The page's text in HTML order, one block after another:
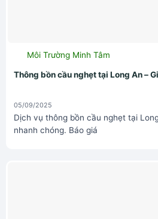
Môi Trường Minh Tâm
Thông bồn cầu nghẹt tại Long An –
05/09/2025
Dịch vụ thông bồn cầu nghẹt tại
nhanh chóng. Báo giá